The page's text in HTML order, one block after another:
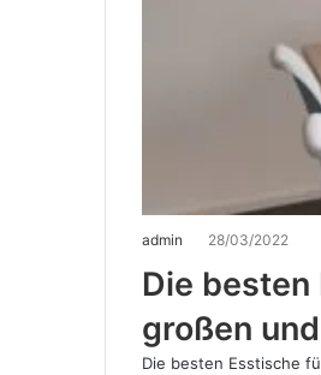
admin 28/03/2022
Die
großen
Die besten Esstische